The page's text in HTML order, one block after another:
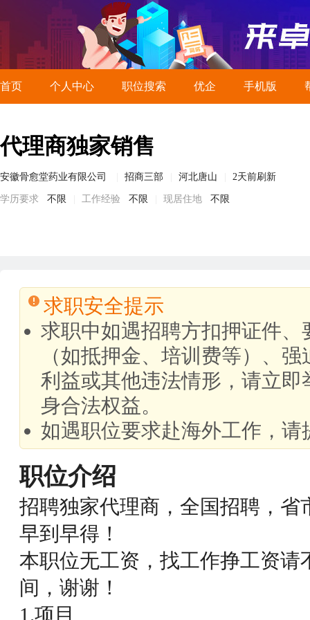
首页 个人中心 职位搜索 优企 手机版
代理商独家销售
安徽骨愈堂药业有限公司 招商三部 河北唐山 2天前刷新
学历要求 不限 工作经验 不限 现居住地 不限
求职安全提示
求职中如遇招聘方扣押证件
（如抵押金、培训费等）、
利益或其他违法情形，请立
身合法权益。
如遇职位要求赴海外工作，
职位介绍
招聘独家代理商，全国招聘，省
早到早得！
本职位无工资，找工作挣工资
间，谢谢！
1.项目